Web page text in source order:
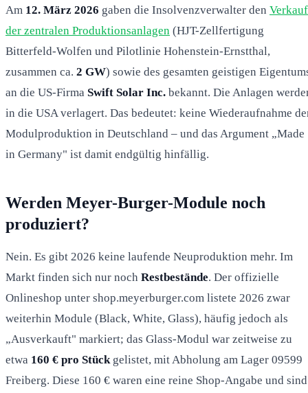
Am 12. März 2026 gaben die Insolvenzverwalter den Verkauf
der zentralen Produktionsanlagen (HJT-Zellfertigung
Bitterfeld-Wolfen und Pilotlinie Hohenstein-Ernstthal,
zusammen ca. 2 GW) sowie des gesamten geistigen
an die US-Firma Swift Solar Inc. bekannt. Die Anlagen
in die USA verlagert. Das bedeutet: keine Wiederaufnahme
Modulproduktion in Deutschland – und das Argument „Made
in Germany" ist damit endgültig hinfällig.
Werden Meyer-Burger-Module noch
produziert?
Nein. Es gibt 2026 keine laufende Neuproduktion mehr. Im
Markt finden sich nur noch Restbestände. Der offizielle
Onlineshop unter shop.meyerburger.com listete 2026 zwar
weiterhin Module (Black, White, Glass), häufig jedoch als
„Ausverkauft" markiert; das Glass-Modul war zeitweise zu
etwa 160 € pro Stück gelistet, mit Abholung am Lager 09599
Freiberg. Diese 160 € waren eine reine Shop-Angabe und sind